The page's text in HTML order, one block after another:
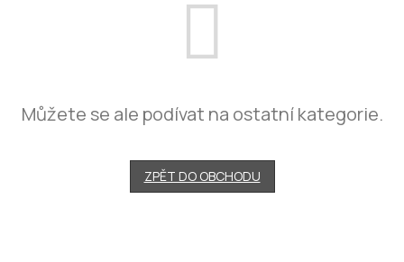
Můžete se ale podívat na ostatní kategorie.
ZPĚT DO OBCHODU